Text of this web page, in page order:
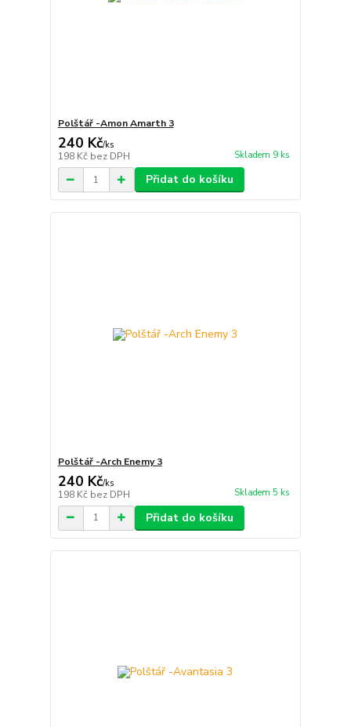
Polštář -Amon Amarth 3
240 Kč/ks
198 Kč bez DPH Skladem 9 ks
Přidat do košíku
Polštář -Arch Enemy 3
240 Kč/ks
198 Kč bez DPH Skladem 5 ks
Přidat do košíku